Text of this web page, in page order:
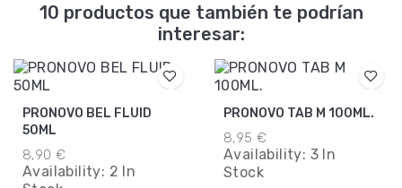
10 productos que también te podrían
interesar:
PRONOVO BEL FLUID
50ML
8,90 €
Availability: 2 In
PRONOVO TAB M 100ML.
8,95 €
Availability: 3 In
Stock